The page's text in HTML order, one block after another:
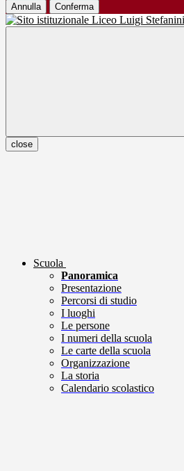
Annulla Conferma
close
Scuola
Panoramica
Presentazione
Percorsi di studio
I luoghi
Le persone
I numeri della scuola
Le carte della scuola
Organizzazione
La storia
Calendario scolastico